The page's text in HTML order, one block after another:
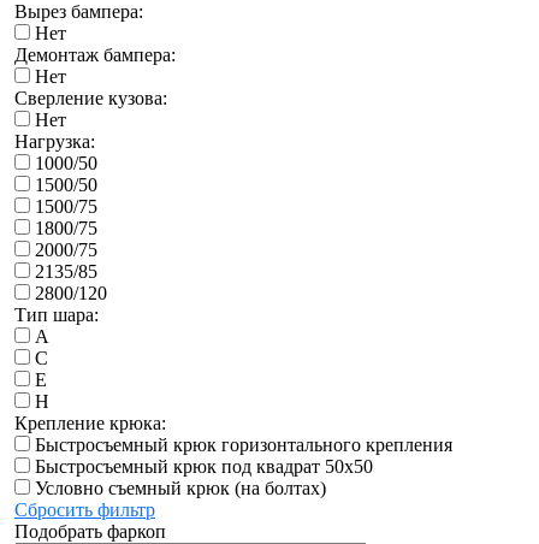
Вырез бампера:
Нет
Демонтаж бампера:
Нет
Сверление кузова:
Нет
Нагрузка:
1000/50
1500/50
1500/75
1800/75
2000/75
2135/85
2800/120
Тип шара:
A
C
E
H
Крепление крюка:
Быстросъемный крюк горизонтального крепления
Быстросъемный крюк под квадрат 50х50
Условно съемный крюк (на болтах)
Сбросить фильтр
Подобрать фаркоп